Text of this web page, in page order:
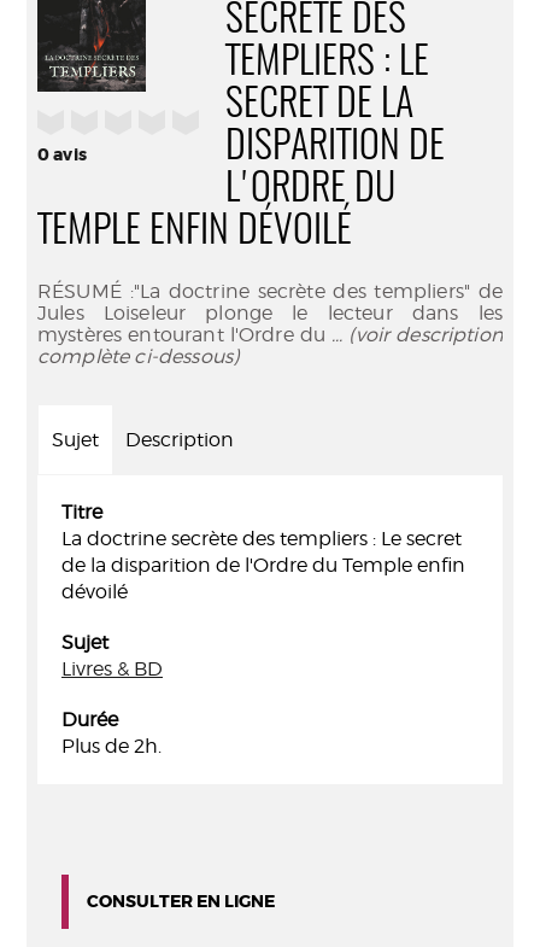
0avis
SECRÈTE DES
TEMPLIERS : LE
SECRET DE LA
DISPARITION DE
L'ORDRE DU
TEMPLE ENFIN DÉVOILÉ
RÉSUMÉ :"La doctrine secrète des templiers" de
Jules Loiseleur plonge le lecteur dans les
mystères entourant l'Ordre du ... (voir description
complète ci-dessous)
Sujet Description
Titre
La doctrine secrète des templiers : Le secret
de la disparition de l'Ordre du Temple enfin
dévoilé
Sujet
Livres & BD
Durée
Plus de 2h.
CONSULTER EN LIGNE